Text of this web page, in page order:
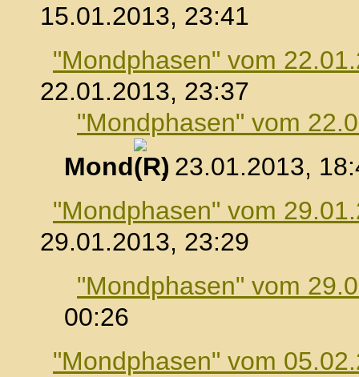
15.01.2013, 23:41
"Mondphasen" vom
22.01.2013, 23:37
"Mondphasen" vom
Mond
, 23.01.2013,
"Mondphasen" vom
29.01.2013, 23:29
"Mondphasen" vom
00:26
"Mondphasen" vom